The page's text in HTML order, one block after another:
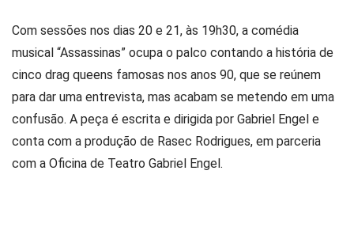
Com sessões nos dias 20 e 21, às 19h30, a comédia
musical “Assassinas” ocupa o palco contando a história de
cinco drag queens famosas nos anos 90, que se reúnem
para dar uma entrevista, mas acabam se metendo em uma
confusão. A peça é escrita e dirigida por Gabriel Engel e
conta com a produção de Rasec Rodrigues, em parceria
com a Oficina de Teatro Gabriel Engel.